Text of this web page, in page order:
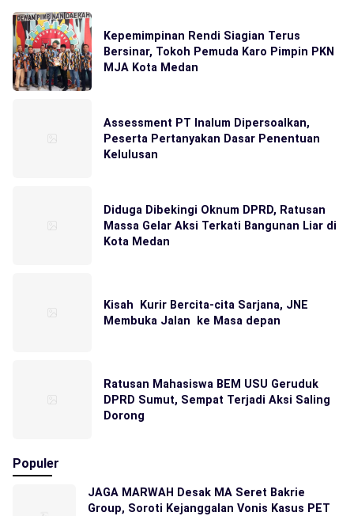
Kepemimpinan Rendi Siagian Terus
Bersinar, Tokoh Pemuda Karo Pimpin PKN
MJA Kota Medan
Assessment PT Inalum Dipersoalkan,
Peserta Pertanyakan Dasar Penentuan
Kelulusan
Diduga Dibekingi Oknum DPRD, Ratusan
Massa Gelar Aksi Terkati Bangunan Liar di
Kota Medan
Kisah Kurir Bercita-cita Sarjana, JNE
Membuka Jalan ke Masa depan
Ratusan Mahasiswa BEM USU Geruduk
DPRD Sumut, Sempat Terjadi Aksi Saling
Dorong
Populer
JAGA MARWAH Desak MA Seret Bakrie
Group, Soroti Kejanggalan Vonis Kasus PET